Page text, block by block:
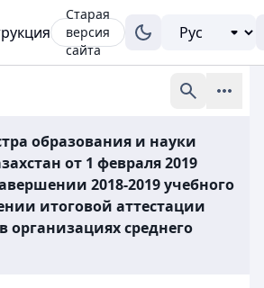
Старая
версия
сайта
образования и науки
от 1 февраля 2019
2018-2019 учебного
итоговой аттестации
организациях среднего